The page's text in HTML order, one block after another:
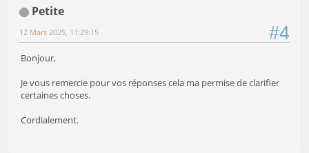
Petite
#4
12 Mars 2025, 11:29:15
Bonjour,
Je vous remercie pour vos réponses cela ma permise de clarifier
certaines choses.
Cordialement.